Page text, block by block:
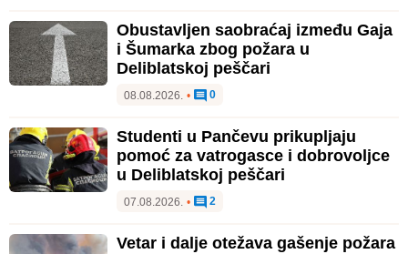
Obustavljen saobraćaj između Gaja
i Šumarka zbog požara u
Deliblatskoj peščari
08.08.2026. • 0
Studenti u Pančevu prikupljaju
pomoć za vatrogasce i dobrovoljce
u Deliblatskoj peščari
07.08.2026. • 2
Vetar i dalje otežava gašenje požara